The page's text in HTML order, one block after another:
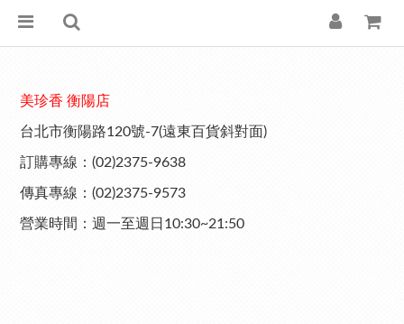
美珍香 衡陽店
台北市衡陽路120號-7(遠東百貨斜對面)
訂購專線：(02)2375-9638
傳真專線：(02)2375-9573
營業時間：週一至週日10:30~21:50